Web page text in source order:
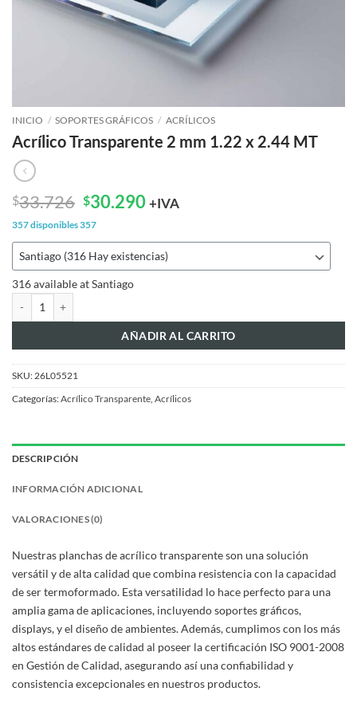
INICIO / SOPORTES GRÁFICOS / ACRÍLICOS
Acrílico Transparente 2 mm 1.22 x 2.44 MT
$33.726 El
precio
original
era:
$33.726.
$30.290El
es:
$30.290.
+IVA
357 disponibles357
316 available at Santiago
AÑADIR AL CARRITO
SKU: 26L05521
Categorías:Acrílico Transparente Acrílicos
DESCRIPCIÓN
INFORMACIÓN ADICIONAL
VALORACIONES (0)
Nuestras planchas de acrílico transparente son una solución
versátil y de alta calidad que combina resistencia con la capacidad
de ser termoformado. Esta versatilidad lo hace perfecto para una
amplia gama de aplicaciones, incluyendo soportes gráficos,
displays, y el diseño de ambientes. Además, cumplimos con los más
altos estándares de calidad al poseer la certificación ISO 9001-2008
en Gestión de Calidad, asegurando así una confiabilidad y
consistencia excepcionales en nuestros productos.